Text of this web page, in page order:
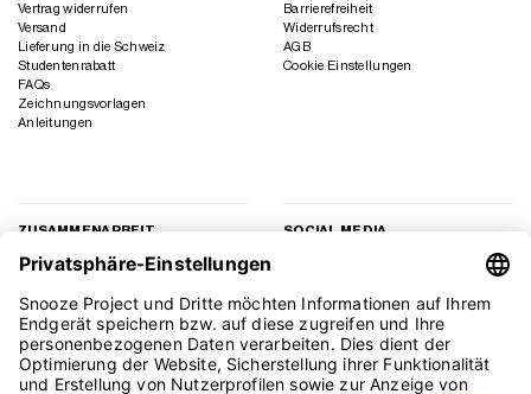
Vertrag widerrufen
Versand
Lieferung in die Schweiz
Studentenrabatt
FAQs
Zeichnungsvorlagen
Anleitungen
Barrierefreiheit
Widerrufsrecht
AGB
Cookie Einstellungen
ZUSAMMENARBEIT
Geschäftskunden
Presse
Affiliate Marketing
SOCIAL MEDIA
TikTok
YouTube
Pinterest
LinkedIn